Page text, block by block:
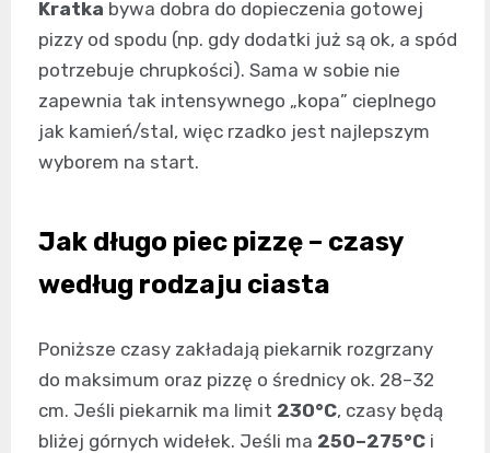
Kratka bywa dobra do dopieczenia gotowej
pizzy od spodu (np. gdy dodatki już są ok, a spód
potrzebuje chrupkości). Sama w sobie nie
zapewnia tak intensywnego „kopa” cieplnego
jak kamień/stal, więc rzadko jest najlepszym
wyborem na start.
Jak długo piec pizzę – czasy
według rodzaju ciasta
Poniższe czasy zakładają piekarnik rozgrzany
do maksimum oraz pizzę o średnicy ok. 28–32
cm. Jeśli piekarnik ma limit 230°C, czasy będą
bliżej górnych widełek. Jeśli ma 250–275°C i